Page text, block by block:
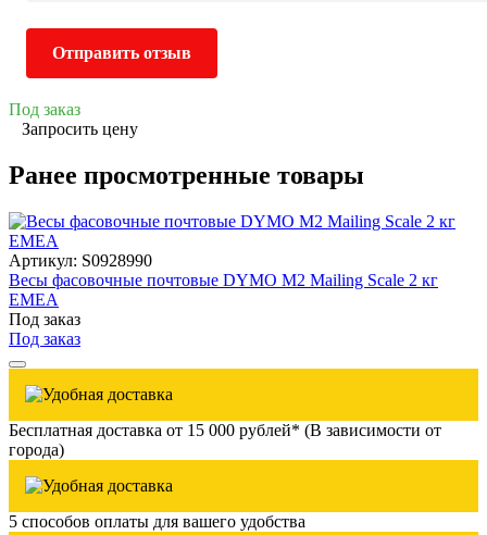
Отправить отзыв
Под заказ
Запросить цену
Ранее просмотренные товары
Артикул: S0928990
Весы фасовочные почтовые DYMO М2 Mailing Scale 2 кг
EMEA
Под заказ
Под заказ
Бесплатная доставка от 15 000 рублей* (В зависимости от
города)
5 способов оплаты для вашего удобства